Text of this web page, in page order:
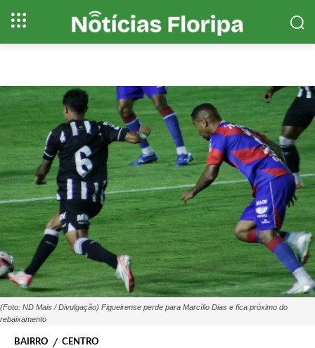
(Foto: ND Mais / Divulgação) Figueirense perde para Marcílio Dias e fica próximo do
rebaixamento
BAIRRO CENTRO